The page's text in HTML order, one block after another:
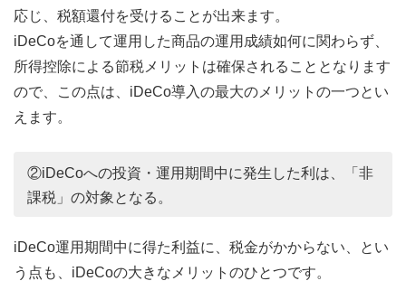
応じ、税額還付を受けることが出来ます。
iDeCoを通して運用した商品の運用成績如何に関わらず、
所得控除による節税メリットは確保されることとなります
ので、この点は、iDeCo導入の最大のメリットの一つとい
えます。
②iDeCoへの投資・運用期間中に発生した利は、「非
課税」の対象となる。
iDeCo運用期間中に得た利益に、税金がかからない、とい
う点も、iDeCoの大きなメリットのひとつです。